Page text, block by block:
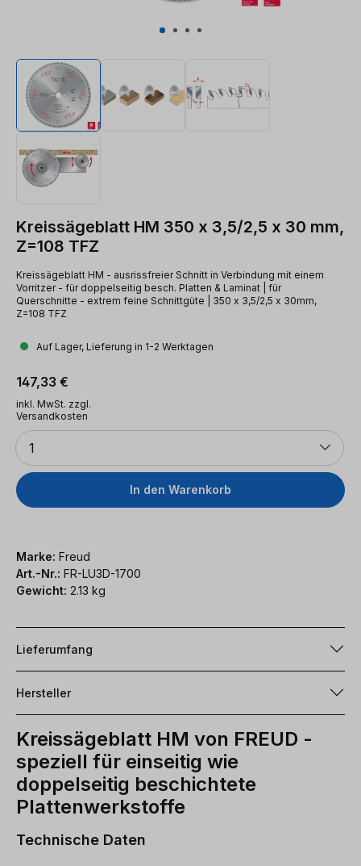
Kreissägeblatt HM 350 x 3,5/2,5 x 30 mm,
Z=108 TFZ
Kreissägeblatt HM - ausrissfreier Schnitt in Verbindung mit einem
Vorritzer - für doppelseitig besch. Platten & Laminat | für
Querschnitte - extrem feine Schnittgüte | 350 x 3,5/2,5 x 30mm,
Z=108 TFZ
Auf Lager, Lieferung in 1-2 Werktagen
Regulärer Preis:
147,33 €
inkl. MwSt. zzgl.
Versandkosten
Anzahl
1
In den Warenkorb
Marke: Freud
Art.-Nr.: FR-LU3D-1700
Gewicht: 2.13 kg
Lieferumfang
Hersteller
Kreissägeblatt HM von FREUD -
speziell für einseitig wie
doppelseitig beschichtete
Plattenwerkstoffe
Technische Daten